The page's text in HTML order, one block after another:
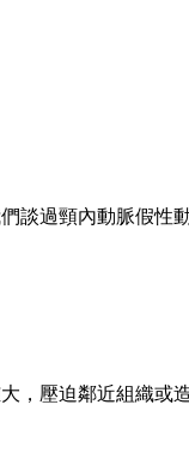
過頸內動脈假
，壓迫鄰近組織或